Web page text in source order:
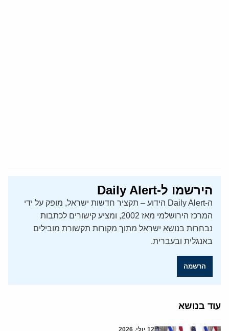
הירשמו ל-Daily Alert
ה-Daily Alert הידוע – תקציר חדשות ישראל, מופק על ידי
המרכז הירושלמי מאז 2002, ומציע קישורים לכתבות
נבחרות בנושא ישראל מתוך מקורות תקשורת מובילים
באנגלית ובעברית.
הרשמה
עוד בנושא
12 יולי, 2026